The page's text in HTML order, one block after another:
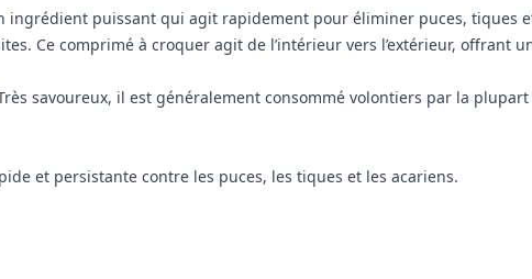
ingrédient puissant qui agit rapidement pour éliminer puces,
Ce comprimé à croquer agit de l’intérieur vers l’extérieur, offrant
savoureux, il est généralement consommé volontiers par la
et persistante contre les puces, les tiques et les acariens.